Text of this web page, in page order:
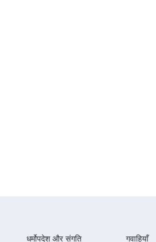
धर्मोपदेश और संगति गवाहियाँ